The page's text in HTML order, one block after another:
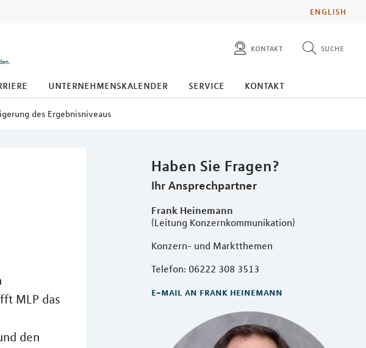
ENGLISH
kontakt
presse
suche
diese website durchsuchen
unternehmenskalender service kontakt
des Ergebnisniveaus
Haben Sie Fragen?
Ihr Ansprechpartner
Frank Heinemann
(Leitung Konzernkommunikation)
Konzern- und Marktthemen
Telefon: 06222 308 3513
e-mail an frank heinemann
MLP das
den